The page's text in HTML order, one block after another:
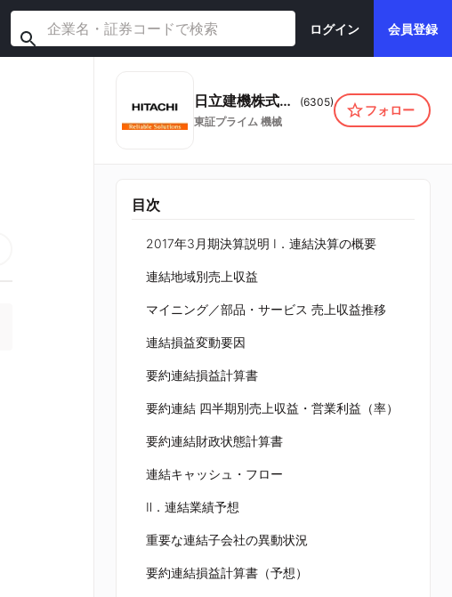
ログイン 会員登録
日立建機株式会社 (6305)
東証プライム 機械
フォロー
目次
2017年3月期決算説明 Ⅰ．連結決算の概要
連結地域別売上収益
マイニング／部品・サービス 売上収益推移
連結損益変動要因
要約連結損益計算書
要約連結 四半期別売上収益・営業利益（率）
要約連結財政状態計算書
連結キャッシュ・フロー
Ⅱ．連結業績予想
重要な連結子会社の異動状況
要約連結損益計算書（予想）